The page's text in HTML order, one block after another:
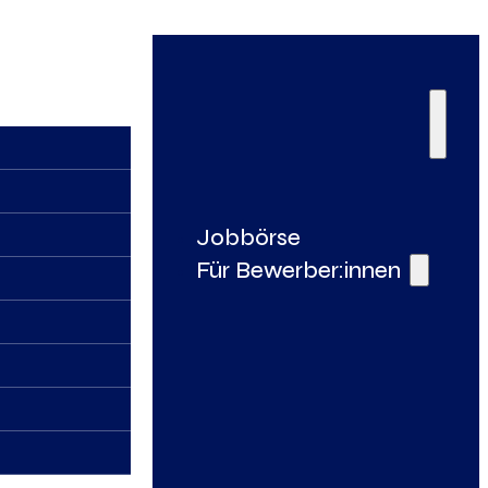
Jobbörse
Für Bewerber:innen